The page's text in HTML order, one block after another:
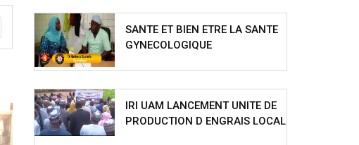
SANTE ET BIEN ETRE LA SANTE
GYNECOLOGIQUE
IRI UAM LANCEMENT UNITE DE
PRODUCTION D ENGRAIS LOCAL